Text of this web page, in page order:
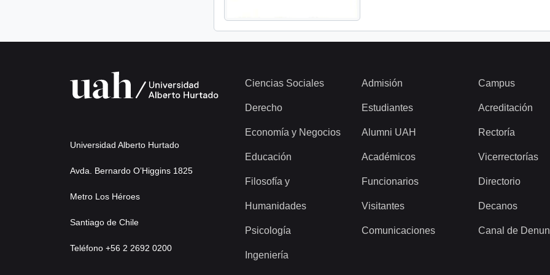
Universidad Alberto Hurtado
Avda. Bernardo O’Higgins 1825
Metro Los Héroes
Santiago de Chile
Teléfono +56 2 2692 0200
Ciencias Sociales
Derecho
Economía y Negocios
Educación
Filosofía y
Humanidades
Psicología
Ingeniería
Admisión
Estudiantes
Alumni UAH
Académicos
Funcionarios
Visitantes
Comunicaciones
Campus
Acreditación
Rectoría
Vicerrectorías
Directorio
Decanos
Canal de